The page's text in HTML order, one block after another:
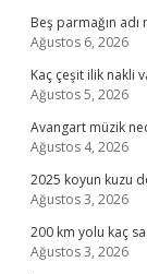
Beş parmağın adı
Ağustos 6, 2026
Kaç çeşit ilik nakli
Ağustos 5, 2026
Avangart müzik
Ağustos 4, 2026
2025 koyun kuzu
Ağustos 3, 2026
200 km yolu kaç
Ağustos 3, 2026